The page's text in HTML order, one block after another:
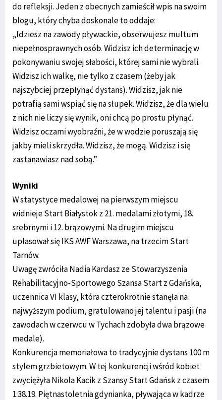
do refleksji. Jeden z obecnych zamieścił wpis na swoim
blogu, który chyba doskonale to oddaje:
„Idziesz na zawody pływackie, obserwujesz multum
niepełnosprawnych osób. Widzisz ich determinację w
pokonywaniu swojej słabości, której sami nie wybrali.
Widzisz ich walkę, nie tylko z czasem (żeby jak
najszybciej przepłynąć dystans). Widzisz, jak nie
potrafią sami wspiąć się na słupek. Widzisz, że dla wielu
z nich nie liczy się wynik, oni chcą po prostu płynąć.
Widzisz oczami wyobraźni, że w wodzie poruszają się
jakby mieli skrzydła. Widzisz, że mogą. Widzisz i się
zastanawiasz nad sobą.”
Wyniki
W statystyce medalowej na pierwszym miejscu
widnieje Start Białystok z 21. medalami złotymi, 18.
srebrnymi i 12. brązowymi. Na drugim miejscu
uplasował się IKS AWF Warszawa, na trzecim Start
Tarnów.
Uwagę zwróciła Nadia Kardasz ze Stowarzyszenia
Rehabilitacyjno-Sportowego Szansa Start z Gdańska,
uczennica VI klasy, która czterokrotnie stanęła na
najwyższym podium, gratulowano jej talentu i pasji (na
zawodach w czerwcu w Tychach zdobyła dwa brązowe
medale).
Konkurencja memoriałowa to tradycyjnie dystans 100 m
stylem grzbietowym. W tej konkurencji wśród kobiet
zwyciężyła Nikola Kacik z Szansy Start Gdańsk z czasem
1:38.19. Piętnastoletnia gdynianka, pływająca w kadrze